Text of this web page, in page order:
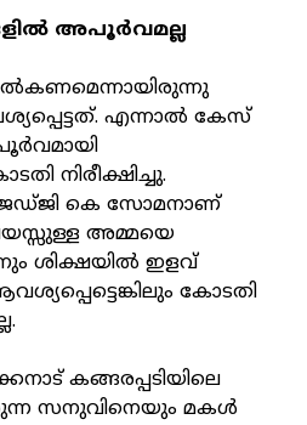
അപൂര്‍വമല്ല
എന്നാല്‍ കേസ്
നിരീക്ഷിച്ചു.
കെ സോമനാണ്
വയസ്സുള്ള അമ്മയെ
ശിക്ഷയില്‍ ഇളവ്
കോടതി
കങ്ങരപ്പടിയിലെ
സനുവിനെയും മകള്‍